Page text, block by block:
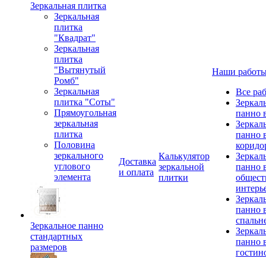
Зеркальная плитка
Зеркальная
плитка
"Квадрат"
Зеркальная
плитка
"Вытянутый
Ромб"
Зеркальная
плитка "Соты"
Прямоугольная
зеркальная
плитка
Половина
зеркального
углового
элемента
Зеркальное панно
стандартных
размеров
Доставка
и оплата
Калькулятор
зеркальной
плитки
Наши
Все
панно
панно
панно
панно
панно